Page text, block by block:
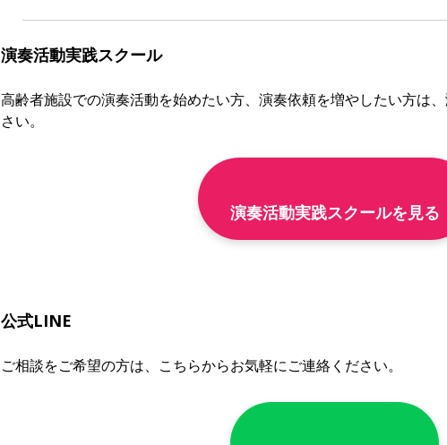
演奏活動実践スクール
高齢者施設での演奏活動を始めたい方、演奏依頼を増やしたい方は
さい。
演奏活動実践スクールを見る
公式LINE
ご相談をご希望の方は、こちらからお気軽にご連絡ください。